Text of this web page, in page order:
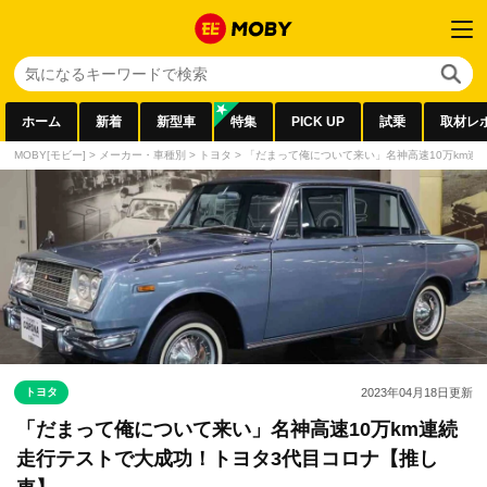
ホーム 新着 新型車 特集 PICK UP 試乗 取材レ
MOBY[モビー] > メーカー・車種別 > トヨタ > 「だまって俺について来い」名神高速10万km
トヨタ 2023年04月18日更新
「だまって俺について来い」名神高速10万km連続
走行テストで大成功！トヨタ3代目コロナ【推し